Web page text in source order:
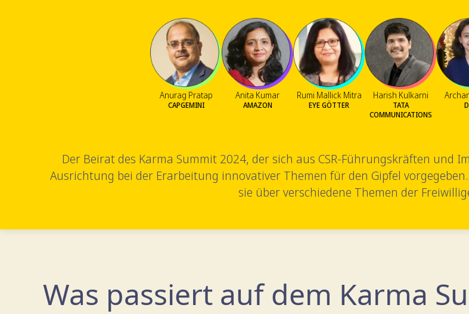
Anurag Pratap
CAPGEMINI
Anita Kumar
AMAZON
Rumi Mallick Mitra
EYE GÖTTER
Harish Kulkarni
TATA
COMMUNICATIONS
Der Beirat des Karma Summit 2024, der sich aus CSR-Führungskräften und
Ausrichtung bei der Erarbeitung innovativer Themen für den Gipfel
sie über verschiedene Themen der
Was passiert auf dem Karma